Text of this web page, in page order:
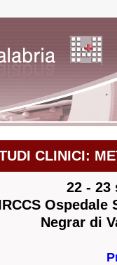
CLINICI:
22 - 23
Ospedale
Negrar di